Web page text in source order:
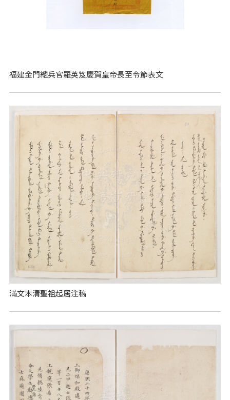
福建金門總兵官羅英笈慶賀皇帝長至令節表文
滿文本清聖祖起居注稿